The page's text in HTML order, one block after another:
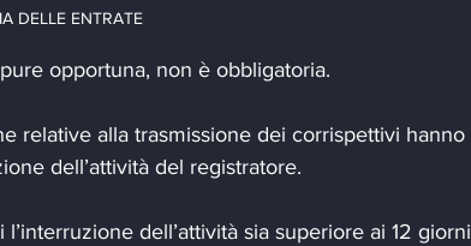
DELLE ENTRATE
opportuna, non è obbligatoria.
relative alla trasmissione dei corrispettivi hanno
dell’attività del registratore.
dell’attività sia superiore ai 12 giorni